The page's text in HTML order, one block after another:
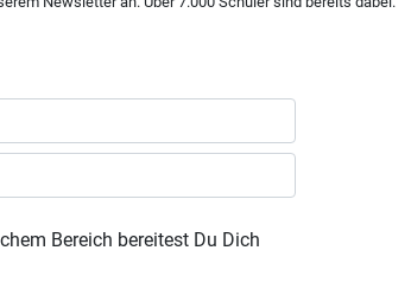
Bereich bereitest Du Dich